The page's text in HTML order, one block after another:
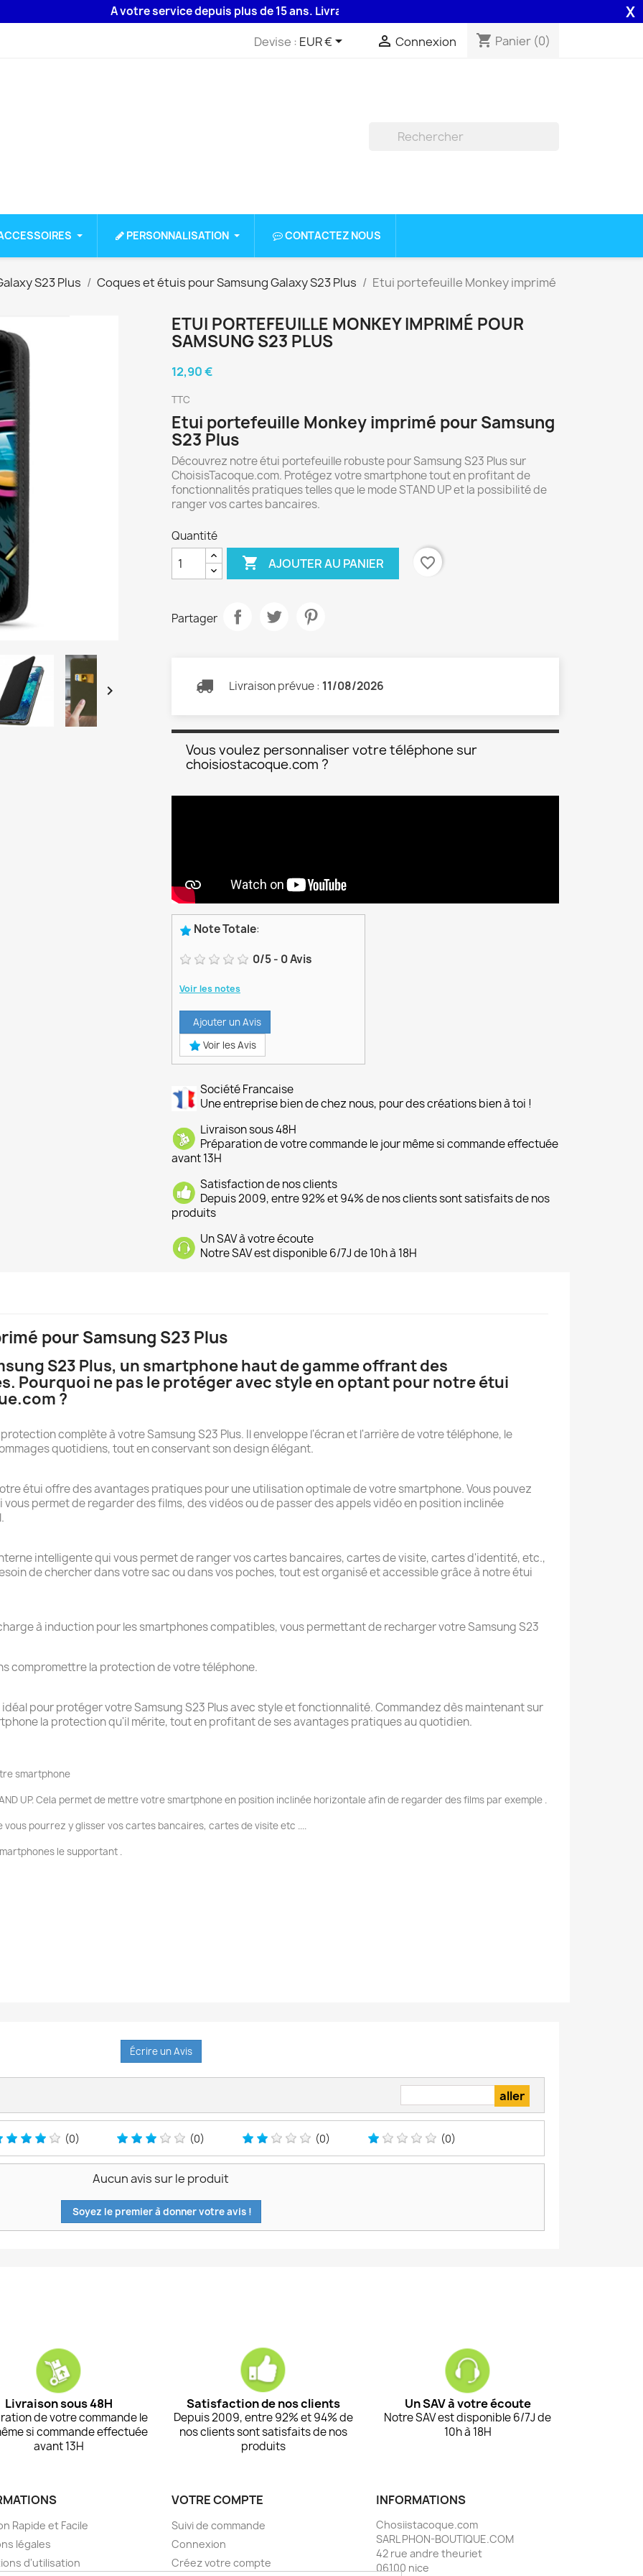
A votre service depuis plus de 15 ans. Livraison 48H assurée par la Poste . X
Devise : EUR €  Connexion shopping_cart Panier (0)
PERSONNALISATION CONTACTEZ NOUS
S23 Plus Coques et étuis pour Samsung Galaxy S23 Plus Etui portefeuille Monkey imprimé

ETUI PORTEFEUILLE MONKEY IMPRIMÉ POUR
SAMSUNG S23 PLUS
12,90 €
TTC
Etui portefeuille Monkey imprimé pour Samsung
S23 Plus
Découvrez notre étui portefeuille robuste pour Samsung S23 Plus sur
ChoisisTacoque.com. Protégez votre smartphone tout en profitant de
fonctionnalités pratiques telles que le mode STAND UP et la possibilité de
ranger vos cartes bancaires.
Quantité
 AJOUTER AU PANIER favorite_border
Partager
Livraison prévue : 11/08/2026
Vous voulez personnaliser votre téléphone sur
choisiostacoque.com ?
Note Totale:
0/5- 0Avis
Voir les notes
Ajouter un Avis
Voir les Avis
Société Francaise
Une entreprise bien de chez nous, pour des créations bien à toi !
Livraison sous 48H
Préparation de votre commande le jour même si commande effectuée
avant 13H
Satisfaction de nos clients
Depuis 2009, entre 92% et 94% de nos clients sont satisfaits de nos
produits
Un SAV à votre écoute
Notre SAV est disponible 6/7J de 10h à 18H
pour Samsung S23 Plus
S23 Plus, un smartphone haut de gamme offrant des
Pourquoi ne pas le protéger avec style en optant pour notre étui
?
complète à votre Samsung S23 Plus. Il enveloppe l'écran et l'arrière de votre téléphone, le
quotidiens, tout en conservant son design élégant.
étui offre des avantages pratiques pour une utilisation optimale de votre smartphone. Vous pouvez
vous permet de regarder des films, des vidéos ou de passer des appels vidéo en position inclinée
intelligente qui vous permet de ranger vos cartes bancaires, cartes de visite, cartes d'identité, etc.,
de chercher dans votre sac ou dans vos poches, tout est organisé et accessible grâce à notre étui
à induction pour les smartphones compatibles, vous permettant de recharger votre Samsung S23
compromettre la protection de votre téléphone.
pour protéger votre Samsung S23 Plus avec style et fonctionnalité. Commandez dès maintenant sur
la protection qu'il mérite, tout en profitant de ses avantages pratiques au quotidien.
smartphone
UP. Cela permet de mettre votre smartphone en position inclinée horizontale afin de regarder des films par exemple .
pourrez y glisser vos cartes bancaires, cartes de visite etc ....
le supportant .
Écrire un Avis
(0) (0) (0) (0)
Aucun avis sur le produit
Soyez le premier à donner votre avis !
Livraison sous 48H
de votre commande le
si commande effectuée
avant 13H
Satisfaction de nos clients
Depuis 2009, entre 92% et 94% de
nos clients sont satisfaits de nos
produits
Un SAV à votre écoute
Notre SAV est disponible 6/7J de
10h à 18H
Rapide et Facile
légales
d'utilisation
VOTRE COMPTE
Suivi de commande
Connexion
Créez votre compte
INFORMATIONS
Chosiistacoque.com
SARL PHON-BOUTIQUE.COM
42 rue andre theuriet
06100 nice